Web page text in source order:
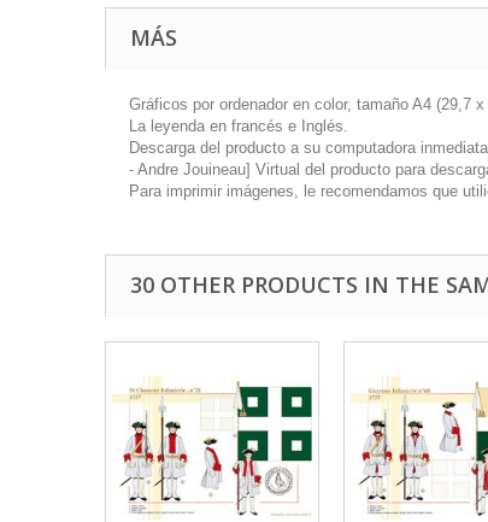
MÁS
Gráficos por ordenador en color, tamaño A4 (29,7
La leyenda en francés e Inglés.
Descarga del producto a su computadora
- Andre Jouineau] Virtual del producto para
Para imprimir imágenes, le recomendamos que
30 OTHER PRODUCTS IN THE